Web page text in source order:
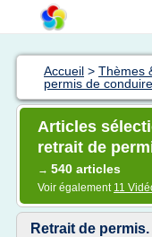
Accueil > Thèmes
permis de conduire
Articles
retrait de
→ 540 articles
Voir également 11
Retrait de permis.